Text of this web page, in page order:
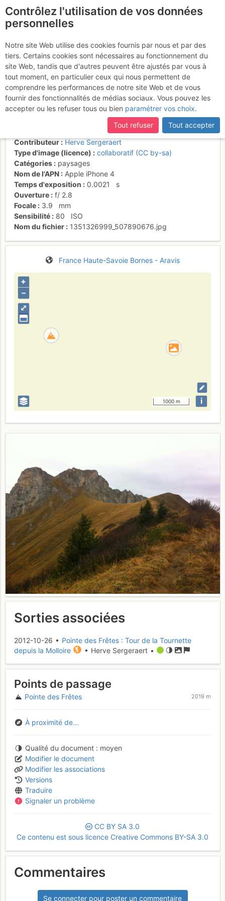
Pointe des Frêtes,
derrière la pointe de
Bajulaz
26 oct. 2012 14:47
Contributeur
Herve Sergeraert
Type d'image (licence)
collaboratif (CC by-sa)
Catégories
paysages
Nom de l'APN
Apple iPhone 4
Temps d'exposition
0.0021
s
Ouverture
f/ 2.8
Focale
3.9
mm
Sensibilité
80
ISO
Nom du fichier
1351326999_507890676.jpg
France Haute-Savoie Bornes - Aravis
⤢
+
–
1000 m i
Sorties associées
2012-10-26 • Pointe des Frêtes : Tour de la Tournette
depuis la Molloire
• Herve Sergeraert •
Points de passage
Pointe des Frêtes 2019 m
À proximité de...
Qualité du document
moyen
Modifier le document
Modifier les associations
Versions
Traduire
Signaler un problème
CC BY SA 3.0
Ce contenu est sous licence Creative Commons BY-SA 3.0
Commentaires
Se connecter pour poster un commentaire
Contrôlez l'utilisation de vos données
personnelles
Notre site Web utilise des cookies fournis par nous et par des
tiers. Certains cookies sont nécessaires au fonctionnement du
site Web, tandis que d'autres peuvent être ajustés par vous à
tout moment, en particulier ceux qui nous permettent de
comprendre les performances de notre site Web et de vous
fournir des fonctionnalités de médias sociaux. Vous pouvez les
accepter ou les refuser tous ou bien paramétrer vos choix.
Tout refuser
Tout accepter